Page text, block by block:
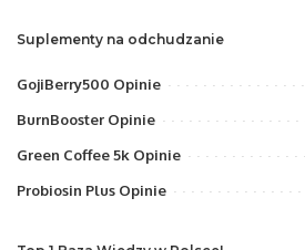
Suplementy na odchudzanie
GojiBerry500 Opinie
BurnBooster Opinie
Green Coffee 5k Opinie
Probiosin Plus Opinie